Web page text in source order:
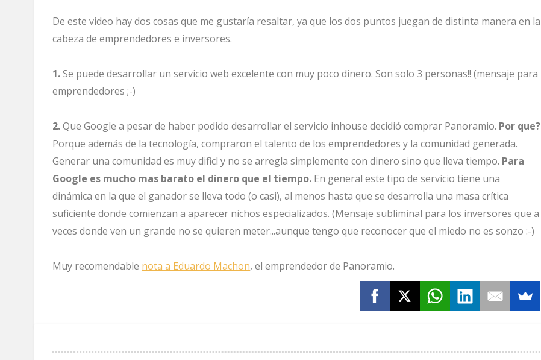
De este video hay dos cosas que me gustaría resaltar, ya que los dos puntos juegan de distinta manera en la
cabeza de emprendedores e inversores.
1.Se puede desarrollar un servicio web excelente con muy poco dinero. Son solo 3 personas!! (mensaje para
emprendedores ;-)
2.Que Google a pesar de haber podido desarrollar el servicio inhouse decidió comprar Panoramio. Por que?
Porque además de la tecnología, compraron el talento de los emprendedores y la comunidad generada.
Generar una comunidad es muy dificl y no se arregla simplemente con dinero sino que lleva tiempo. Para
Google es mucho mas barato el dinero que el tiempo. En general este tipo de servicio tiene una
dinámica en la que el ganador se lleva todo (o casi), al menos hasta que se desarrolla una masa crítica
suficiente donde comienzan a aparecer nichos especializados. (Mensaje subliminal para los inversores que a
veces donde ven un grande no se quieren meter...aunque tengo que reconocer que el miedo no es sonzo :-)
Muy recomendable nota a Eduardo Machon, el emprendedor de Panoramio.